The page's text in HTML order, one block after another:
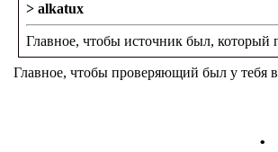
> alkatux
Главное, чтобы источник был, который
Главное, чтобы проверяющий был у тебя
.